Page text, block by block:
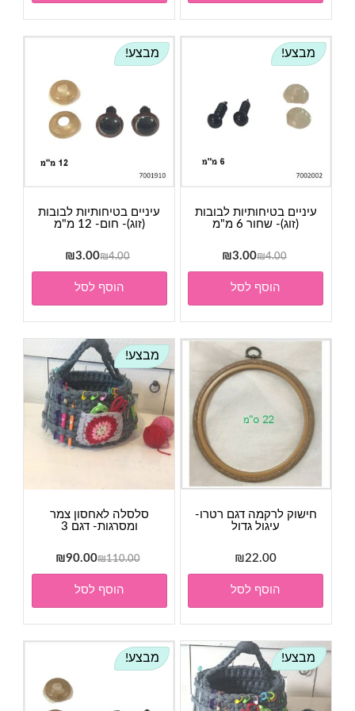
₪4.00.
₪3.00.
מבצע!
עיניים בטיחותיות לבובות
(זוג)- שחור 6 מ"מ
₪4.00
המחיר
המקורי
היה:
₪4.00.
₪3.00
הנוכחי
₪3.00.
הוסף לסל
מבצע!
עיניים בטיחותיות לבובות
(זוג)- חום- 12 מ"מ
₪4.00
המחיר
המקורי
היה:
₪4.00.
₪3.00
המחיר
הנוכחי
₪3.00.
הוסף לסל
חישוק לרקמה דגם רטרו-
עיגול גדול
₪22.00
הוסף לסל
מבצע!
סלסלה לאחסון צמר
ומסרגות- דגם 3
₪110.00
המחיר
המקורי
היה:
₪110.00.
₪90.00
הנוכחי
₪90.00.
הוסף לסל
מבצע! מבצע!